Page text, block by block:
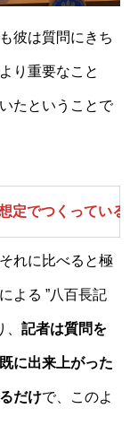
彼は質問にきち
り重要なこと
たということで
定でつくってい
れに比べると極
よる ”八百長記
記者は質問を
に出来上がった
だけで、このよ